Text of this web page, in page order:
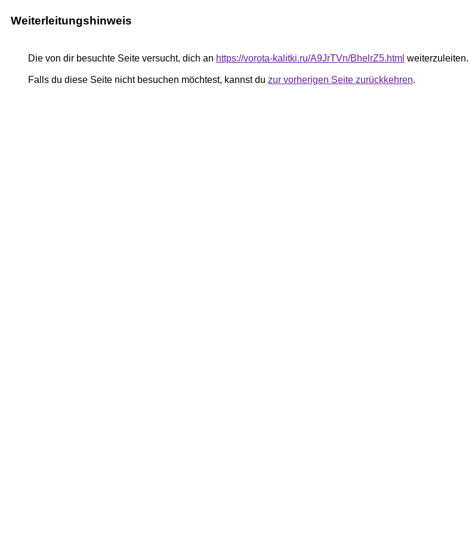
Weiterleitungshinweis
Die von dir besuchte Seite versucht, dich an https://vorota-kalitki.ru/A9JrTVn/BhelrZ5.html weiterzuleiten.
Falls du diese Seite nicht besuchen möchtest, kannst du zur vorherigen Seite zurückkehren.